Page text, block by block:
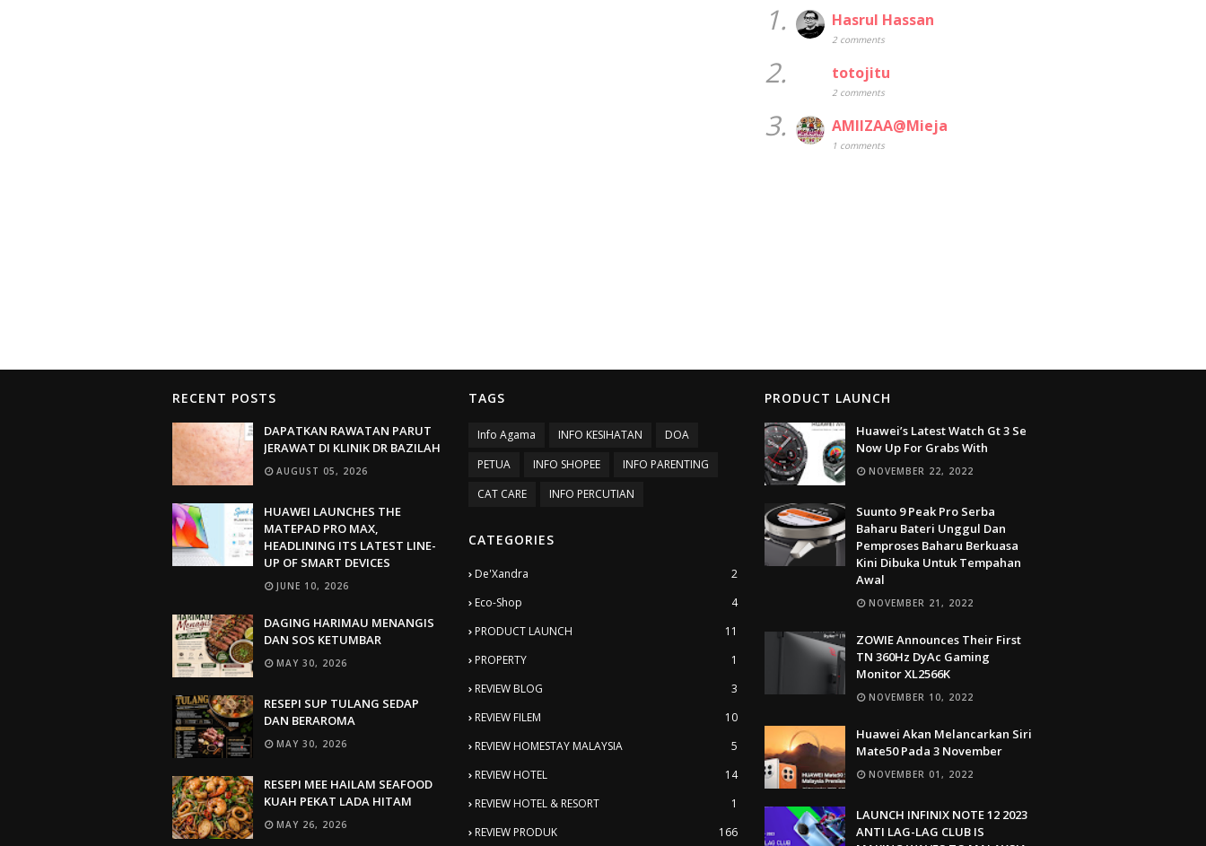
1. Hasrul Hassan
2 comments
2. totojitu
2 comments
3. AMIIZAA@Mieja
1 comments
RECENT POSTS
DAPATKAN RAWATAN PARUT
JERAWAT DI KLINIK DR BAZILAH
AUGUST 05, 2026
HUAWEI LAUNCHES THE
MATEPAD PRO MAX,
HEADLINING ITS LATEST LINE-
UP OF SMART DEVICES
JUNE 10, 2026
DAGING HARIMAU MENANGIS
DAN SOS KETUMBAR
MAY 30, 2026
RESEPI SUP TULANG SEDAP
DAN BERAROMA
MAY 30, 2026
RESEPI MEE HAILAM SEAFOOD
KUAH PEKAT LADA HITAM
MAY 26, 2026
TAGS
Info Agama INFO KESIHATAN
DOA
PETUA
INFO SHOPEE
INFO PARENTING
CAT CARE
INFO PERCUTIAN
CATEGORIES
De'Xandra
2
Eco-Shop
4
PRODUCT LAUNCH
11
PROPERTY
1
REVIEW BLOG
3
REVIEW FILEM
10
REVIEW HOMESTAY MALAYSIA
5
REVIEW HOTEL
14
REVIEW HOTEL & RESORT
1
REVIEW PRODUK
166
PRODUCT LAUNCH
Huawei’s Latest Watch Gt 3 Se
Now Up For Grabs With
NOVEMBER 22, 2022
Suunto 9 Peak Pro Serba
Baharu Bateri Unggul Dan
Pemproses Baharu Berkuasa
Kini Dibuka Untuk Tempahan
Awal
NOVEMBER 21, 2022
ZOWIE Announces Their First
TN 360Hz DyAc Gaming
Monitor XL2566K
NOVEMBER 10, 2022
Huawei Akan Melancarkan Siri
Mate50 Pada 3 November
NOVEMBER 01, 2022
LAUNCH INFINIX NOTE 12 2023
ANTI LAG-LAG CLUB IS